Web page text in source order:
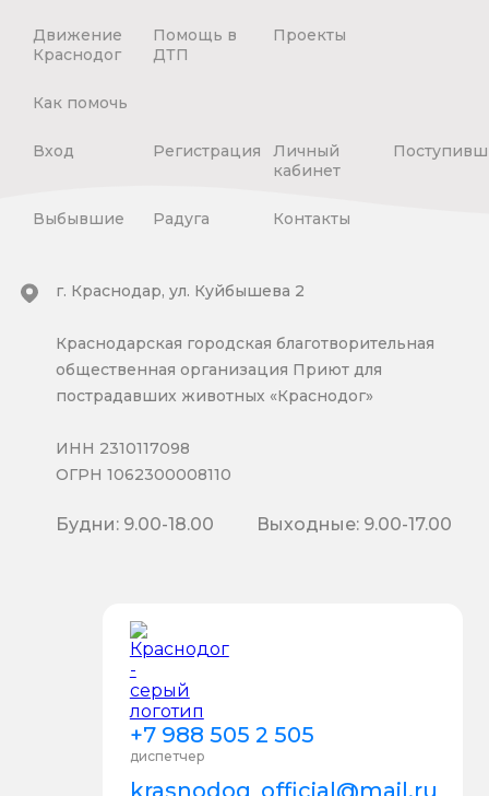
Движение
Краснодог
Помощь в
ДТП
Проекты
Как помочь
Вход Регистрация
Личный
кабинет
Выбывшие Радуга Контакты
+7 988 505 2 505
диспетчер
krasnodog_official@mail.ru
г. Краснодар, ул. Куйбышева 2
Краснодарская городская благотворительная
общественная организация Приют для
пострадавших животных «Краснодог»
ИНН 2310117098
ОГРН 1062300008110
Будни: 9.00-18.00 Выходные: 9.00-17.00